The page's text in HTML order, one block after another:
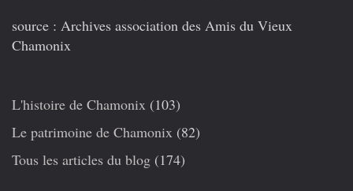
source : Archives association des Amis du Vieux
Chamonix
L'histoire de Chamonix (103)
Le patrimoine de Chamonix (82)
Tous les articles du blog (174)